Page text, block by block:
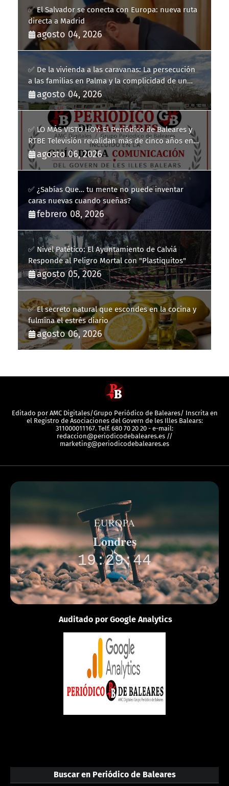
✅ El Salvador se conecta con Europa: nueva ruta
directa a Madrid
agosto 04, 2026
✅ De la vivienda a las caravanas: La persecución
a las familias en Palma y la complicidad de un
fracaso heredado
agosto 04, 2026
✅ LO MÁS VISTO HOY: El Periódico de Baleares y
RTBE Televisión revalidan más de cinco años en
la Guía de la Comunicación del Govern de les Illes
Balears
agosto 06, 2026
✅ ¿Sabías Que… tu mente no puede inventar
caras nuevas cuando sueñas?
febrero 08, 2026
✅ Nivel Patético: El Ayuntamiento de Calviá
Responde al Peligro Mortal con "Plastiquitos"
agosto 05, 2026
✅ El secreto natural que escondes en la cocina y
fulmina el estrés diario
agosto 06, 2026
Editado por AMC Digitales/Grupo Periódico de Baleares/ Inscrita en
el Registro de Asociaciones del Govern de les Illes Balears:
311000011167. Telf. 680 70 20 20 - e-mail:
redaccion@periodicodebaleares.es //
marketing@periodicodebaleares.es
EUROPA
Londres
19:29:44
Auditado por Google Analytics
Buscar en Periódico de Baleares